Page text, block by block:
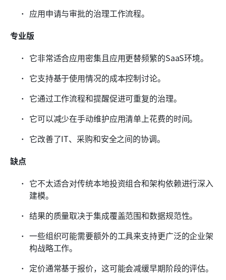
应用申请与审批的治理工作流程。
专业版
它非常适合应用密集且应用更替频繁的SaaS环境。
它支持基于使用情况的成本控制讨论。
它通过工作流程和提醒促进可重复的治理。
它可以减少在手动维护应用清单上花费的时间。
它改善了IT、采购和安全之间的协调。
缺点
它不太适合对传统本地投资组合和架构依赖进行深入
建模。
结果的质量取决于集成覆盖范围和数据规范性。
一些组织可能需要额外的工具来支持更广泛的企业架
构战略工作。
定价通常基于报价，这可能会减缓早期阶段的评估。